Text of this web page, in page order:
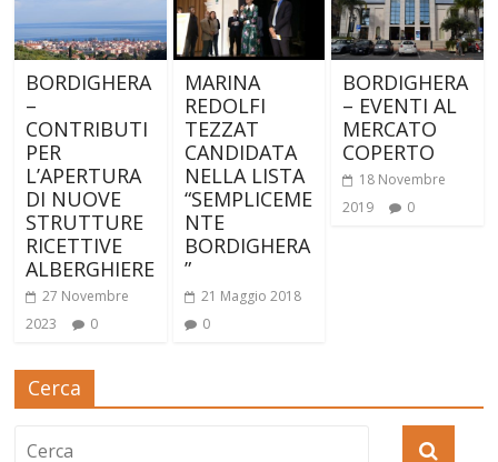
BORDIGHERA
–
CONTRIBUTI
PER
L’APERTURA
DI NUOVE
STRUTTURE
RICETTIVE
ALBERGHIERE
27 Novembre
2023
0
MARINA
REDOLFI
TEZZAT
CANDIDATA
NELLA LISTA
“SEMPLICEME
NTE
BORDIGHERA
”
21 Maggio 2018
0
BORDIGHERA
– EVENTI AL
MERCATO
COPERTO
18 Novembre
2019
0
Cerca